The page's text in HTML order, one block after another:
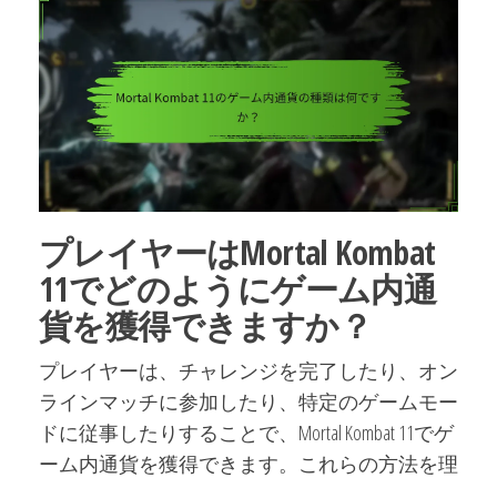
プレイヤーはMortal Kombat
11でどのようにゲーム内通
貨を獲得できますか？
プレイヤーは、チャレンジを完了したり、オン
ラインマッチに参加したり、特定のゲームモー
ドに従事したりすることで、Mortal Kombat 11でゲ
ーム内通貨を獲得できます。これらの方法を理